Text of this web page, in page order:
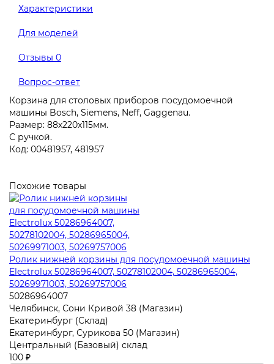
Характеристики
Для моделей
Отзывы 0
Вопрос-ответ
Корзина для столовых приборов посудомоечной
машины Bosch, Siemens, Neff, Gaggenau.
Размер: 88х220х115мм.
С ручкой.
Код: 00481957, 481957
Похожие товары
Ролик нижней корзины для посудомоечной машины
Electrolux 50286964007, 50278102004, 50286965004,
50269971003, 50269757006
50286964007
Челябинск, Сони Кривой 38 (Магазин)
Екатеринбург (Склад)
Екатеринбург, Сурикова 50 (Магазин)
Центральный (Базовый) склад
100 ₽